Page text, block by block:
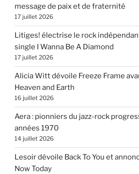
message de paix et de fraternité
17 juillet 2026
Litiges! électrise le rock
single I Wanna Be A Diamond
17 juillet 2026
Alicia Witt dévoile Freeze Frame
Heaven and Earth
16 juillet 2026
Aera : pionniers du jazz-rock
années 1970
14 juillet 2026
Lesoir dévoile Back To You et
Now Today